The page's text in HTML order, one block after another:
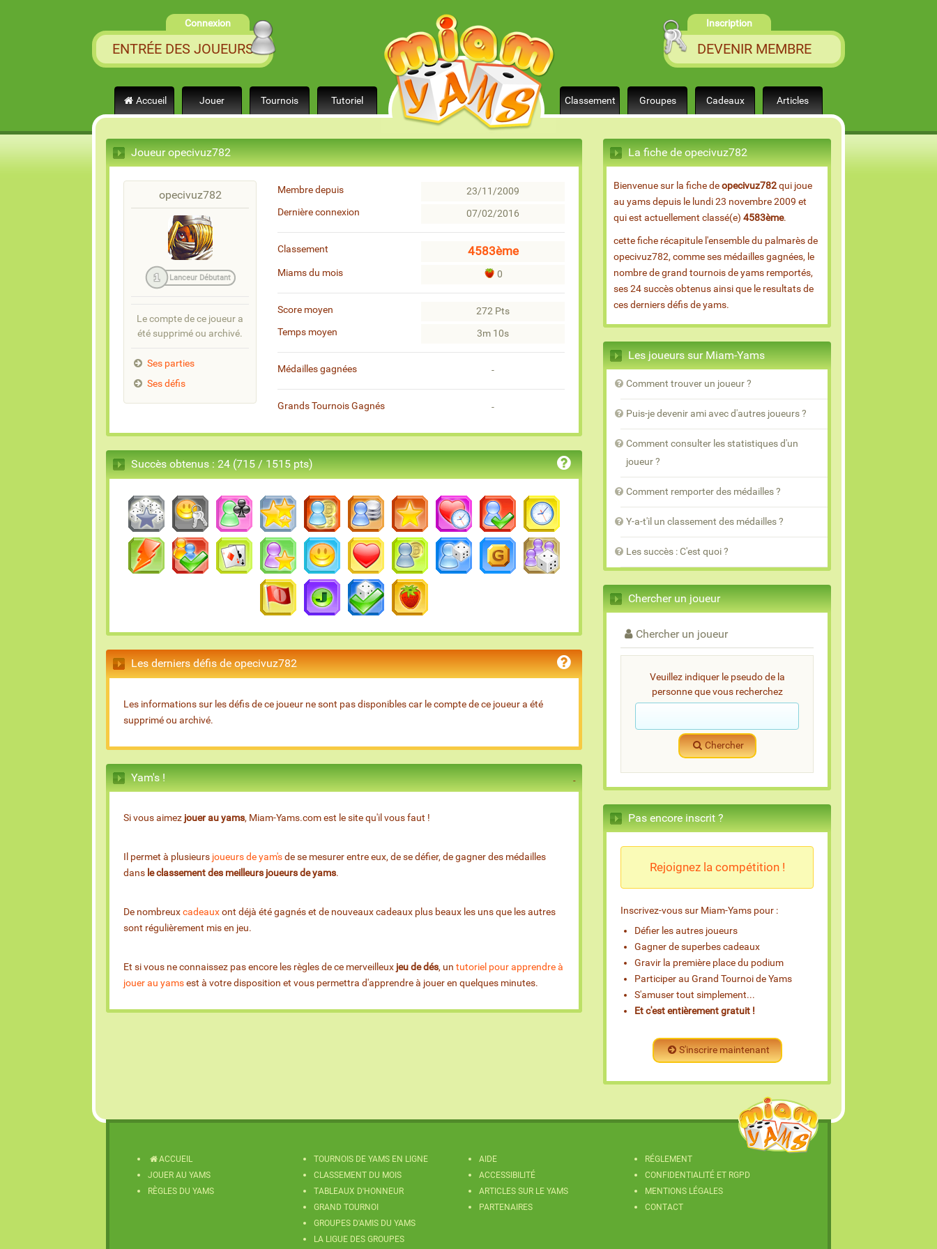
Connexion
ENTRÉE DES JOUEURS
Inscription
DEVENIR MEMBRE
Accueil Jouer Tournois Tutoriel Classement Groupes Cadeaux Articles
Joueur opecivuz782
opecivuz782
1 Lanceur Débutant
Le compte de ce joueur a
été supprimé ou archivé.
Ses parties
Ses défis
Membre depuis
23/11/2009
Dernière connexion
07/02/2016
Classement 4583ème
Miams du mois 0
Score moyen
272 Pts
Temps moyen
3m 10s
Médailles gagnées -
Grands Tournois Gagnés -
Succès obtenus : 24 (715 / 1515 pts)
Les derniers défis de opecivuz782
Les informations sur les défis de ce joueur ne sont pas disponibles car le compte de ce joueur a été
supprimé ou archivé.
Yam's !
Si vous aimez jouer au yams, Miam-Yams.com est le site qu'il vous faut !
Il permet à plusieurs joueurs de yam'sde se mesurer entre eux, de se défier, de gagner des médailles
dans le classement des meilleurs joueurs de yams.
De nombreuxcadeauxont déjà été gagnés et de nouveaux cadeaux plus beaux les uns que les autres
sont régulièrement mis en jeu.
Et si vous ne connaissez pas encore les règles de ce merveilleux jeu de dés, un tutoriel pour apprendre à
jouer au yamsest à votre disposition et vous permettra d'apprendre à jouer en quelques minutes.
La fiche de opecivuz782
Bienvenue sur la fiche deopecivuz782qui joue
au yams depuis le lundi 23 novembre 2009 et
qui est actuellement classé(e)4583ème.
cette fiche récapitule l'ensemble du palmarès de
opecivuz782, comme ses médailles gagnées, le
nombre de grand tournois de yams remportés,
ses 24 succès obtenus ainsi que le resultats de
ces derniers défis de yams.
Les joueurs sur Miam-Yams
Comment trouver un joueur ?
Puis-je devenir ami avec d'autres joueurs ?
Comment consulter les statistiques d'un
joueur ?
Comment remporter des médailles ?
Y-a-t'il un classement des médailles ?
Les succès : C'est quoi ?
Chercher un joueur
Chercher un joueur
Veuillez indiquer le pseudo de la
personne que vous recherchez
Chercher
Pas encore inscrit ?
Rejoignez la compétition !
Inscrivez-vous sur Miam-Yams pour :
Défier les autres joueurs
Gagner de superbes cadeaux
Gravir la première place du podium
Participer au Grand Tournoi de Yams
S'amuser tout simplement...
Et c'est entièrement gratuit !
S'inscrire maintenant
ACCUEIL
JOUER AU YAMS
RÈGLES DU YAMS
TOURNOIS DE YAMS EN LIGNE
CLASSEMENT DU MOIS
TABLEAUX D'HONNEUR
GRAND TOURNOI
GROUPES D'AMIS DU YAMS
LA LIGUE DES GROUPES
AIDE
ACCESSIBILITÉ
ARTICLES SUR LE YAMS
PARTENAIRES
RÉGLEMENT
CONFIDENTIALITÉ ET RGPD
MENTIONS LÉGALES
CONTACT